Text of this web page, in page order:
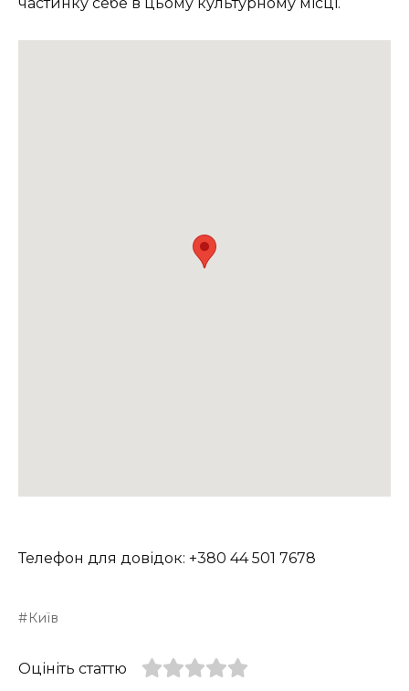
Телефон для довідок: +380 44 501 7678
Київ
Оцініть статтю